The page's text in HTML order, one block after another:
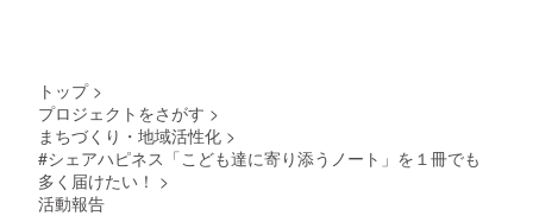
画像と
異なる
注）返
礼品
と破損
えは、
きま
ち歩く
を使用
してい
トップ >
プロジェクトをさがす >
まちづくり・地域活性化 >
#シェアハピネス「こども達に寄り添うノート」を１冊でも
多く届けたい！ >
活動報告